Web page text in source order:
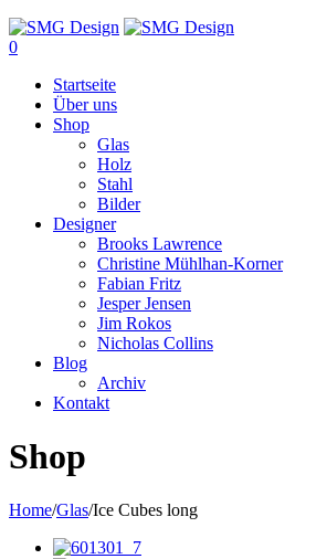
0
Startseite
Über uns
Shop
Glas
Holz
Stahl
Bilder
Designer
Brooks Lawrence
Christine Mühlhan-Korner
Fabian Fritz
Jesper Jensen
Jim Rokos
Nicholas Collins
Blog
Archiv
Kontakt
Shop
Home/Glas/Ice Cubes long